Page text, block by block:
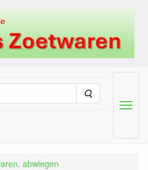
Suche
Menu
abwiegen